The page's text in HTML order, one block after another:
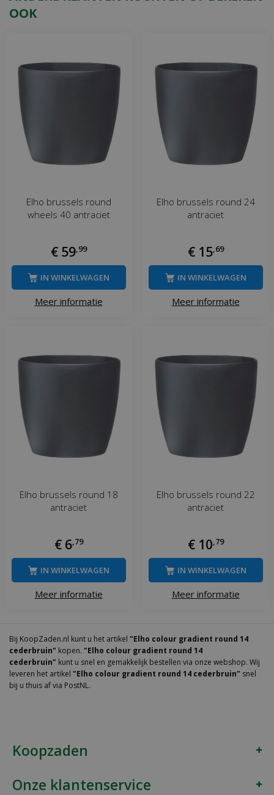
OOK
Elho brussels round
wheels 40 antraciet
€ 59,99
Meer informatie
IN WINKELWAGEN
Elho brussels round 24
antraciet
€ 15,69
Meer informatie
IN WINKELWAGEN
Elho brussels round 18
antraciet
€ 6,79
Meer informatie
IN WINKELWAGEN
Elho brussels round 22
antraciet
€ 10,79
Meer informatie
IN WINKELWAGEN
Bij KoopZaden.nl kunt u het artikel "Elho colour gradient round 14
cederbruin" kopen. "Elho colour gradient round 14
cederbruin" kunt u snel en gemakkelijk bestellen via onze webshop. Wij
leveren het artikel "Elho colour gradient round 14 cederbruin" snel
bij u thuis af via PostNL.
Koopzaden
Onze klantenservice